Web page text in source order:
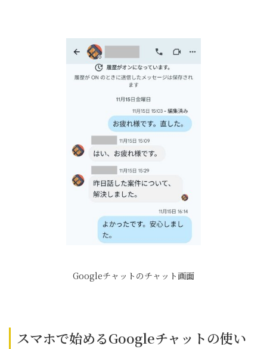
Googleチャットのチャット画面
スマホで始めるGoogleチャットの使い